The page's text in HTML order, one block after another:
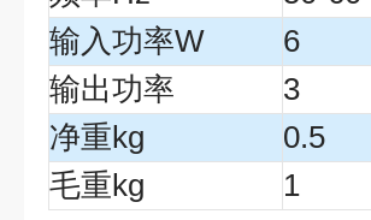
输入功率W
6
输出功率
3
净重kg
0.5
毛重kg
1